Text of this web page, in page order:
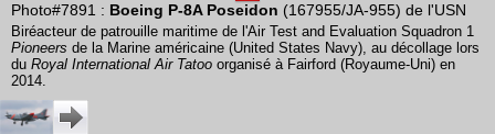
Photo#7891 : Boeing P-8A Poseidon (167955/JA-955) de l'USN
Biréacteur de patrouille maritime de l'Air Test and Evaluation Squadron 1
Pioneers de la Marine américaine (United States Navy), au décollage lors
du Royal International Air Tatoo organisé à Fairford (Royaume-Uni) en
2014.